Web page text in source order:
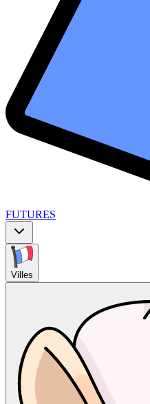
FUTURES
Villes